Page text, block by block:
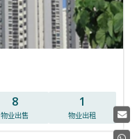
8
物业出售
1
物业出租